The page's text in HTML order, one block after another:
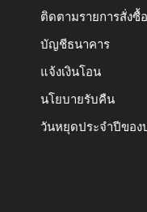
ติดตามรายการสั่งซื้อ
บัญชีธนาคาร
แจ้งเงินโอน
นโยบายรับคืน
วันหยุดประจำปีของ